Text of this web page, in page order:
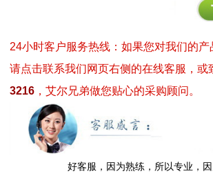
24小时客户服务热线：如果您对我们的产
请点击联系我们网页右侧的在线客服，或
3216 ，艾尔兄弟做您贴心的采购顾问。
好客服，因为熟练，所以专业，因